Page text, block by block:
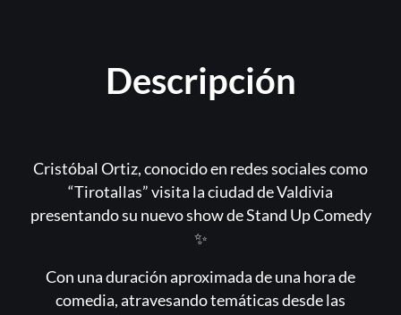
Descripción
Cristóbal Ortiz, conocido en redes sociales como
“Tirotallas” visita la ciudad de Valdivia
presentando su nuevo show de Stand Up Comedy
✨
Con una duración aproximada de una hora de
comedia, atravesando temáticas desde las